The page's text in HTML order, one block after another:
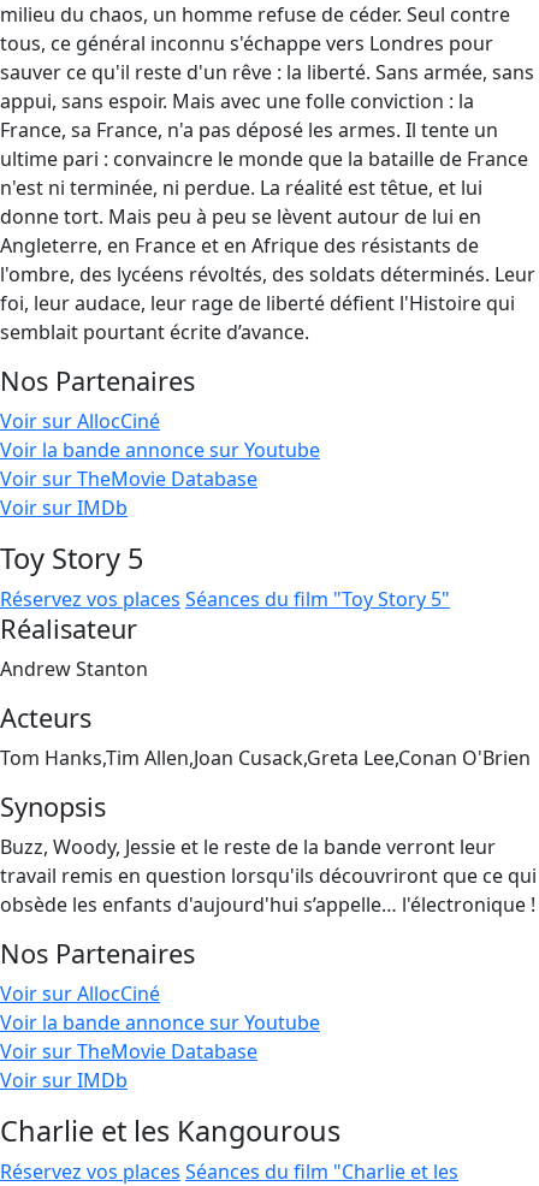
milieu du chaos, un homme refuse de céder. Seul contre
tous, ce général inconnu s'échappe vers Londres pour
sauver ce qu'il reste d'un rêve : la liberté. Sans armée, sans
appui, sans espoir. Mais avec une folle conviction : la
France, sa France, n'a pas déposé les armes. Il tente un
ultime pari : convaincre le monde que la bataille de France
n'est ni terminée, ni perdue. La réalité est têtue, et lui
donne tort. Mais peu à peu se lèvent autour de lui en
Angleterre, en France et en Afrique des résistants de
l'ombre, des lycéens révoltés, des soldats déterminés. Leur
foi, leur audace, leur rage de liberté défient l'Histoire qui
semblait pourtant écrite d’avance.
Nos Partenaires
Voir sur AllocCiné
Voir la bande annonce sur Youtube
Voir sur TheMovie Database
Voir sur IMDb
Toy Story 5
Réservez vos places Séances du film "Toy Story 5"
Réalisateur
Andrew Stanton
Acteurs
Tom Hanks,Tim Allen,Joan Cusack,Greta Lee,Conan O'Brien
Synopsis
Buzz, Woody, Jessie et le reste de la bande verront leur
travail remis en question lorsqu'ils découvriront que ce qui
obsède les enfants d'aujourd'hui s’appelle… l'électronique !
Nos Partenaires
Voir sur AllocCiné
Voir la bande annonce sur Youtube
Voir sur TheMovie Database
Voir sur IMDb
Charlie et les Kangourous
Réservez vos places Séances du film "Charlie et les